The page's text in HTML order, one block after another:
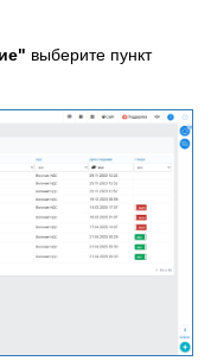
выберите пункт